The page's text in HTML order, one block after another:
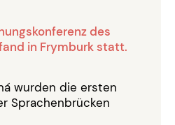
des
in Frymburk statt.
wurden die ersten
Sprachenbrücken